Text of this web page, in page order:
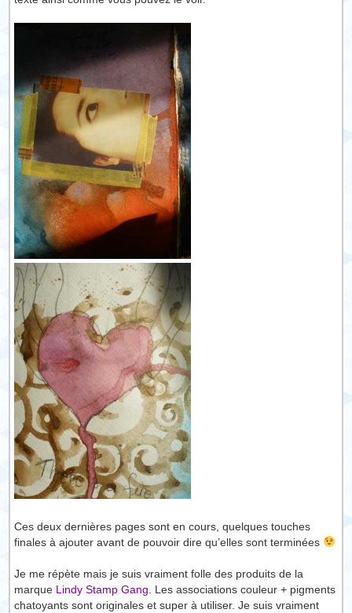
Ces deux dernières pages sont en cours, quelques touches
finales à ajouter avant de pouvoir dire qu’elles sont terminées
Je me répète mais je suis vraiment folle des produits de la
marque Lindy Stamp Gang . Les associations couleur + pigments
chatoyants sont originales et super à utiliser. Je suis vraiment